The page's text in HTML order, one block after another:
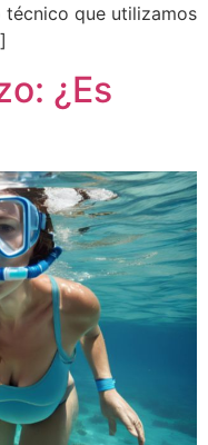
que utilizamos
¿Es